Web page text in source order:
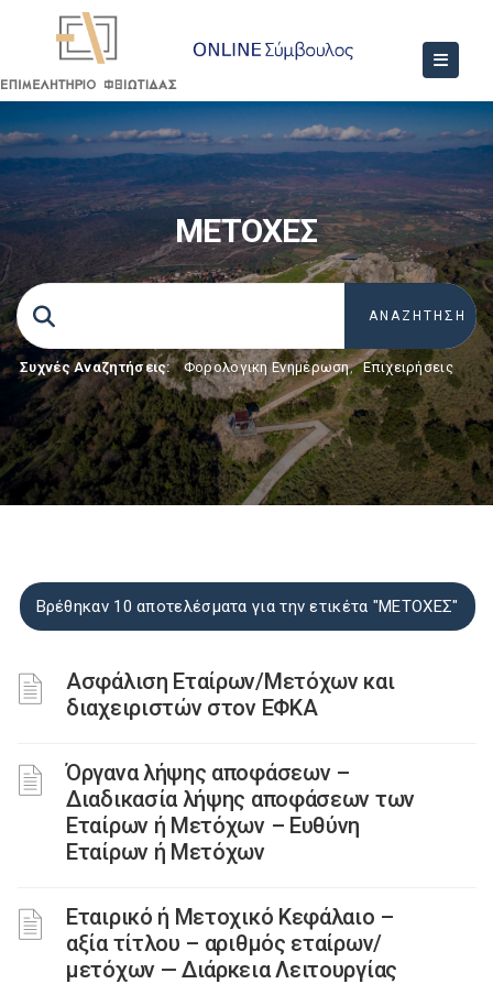
ΜΕΤΟΧΕΣ
Συχνές Αναζητήσεις: Φορολογικη Ενημέρωση, Επιχειρήσεις
Βρέθηκαν 10 αποτελέσματα για την ετικέτα "ΜΕΤΟΧΕΣ"
Ασφάλιση Εταίρων/Μετόχων και
διαχειριστών στον ΕΦΚΑ
Όργανα λήψης αποφάσεων –
Διαδικασία λήψης αποφάσεων των
Εταίρων ή Μετόχων – Ευθύνη
Εταίρων ή Μετόχων
Εταιρικό ή Μετοχικό Κεφάλαιο –
αξία τίτλου – αριθμός εταίρων/
μετόχων — Διάρκεια Λειτουργίας